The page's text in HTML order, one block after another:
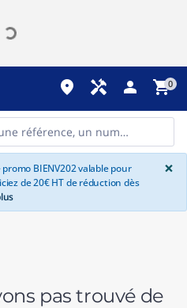
place handyman person shopping_cart0
BIENV202 valable pour
de 20€ HT de réduction dès
×
pas trouvé de